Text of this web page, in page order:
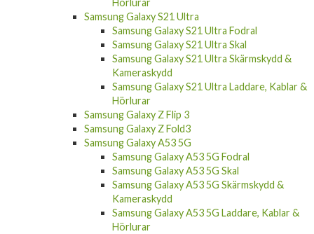
Hörlurar
Samsung Galaxy S21 Ultra
Samsung Galaxy S21 Ultra Fodral
Samsung Galaxy S21 Ultra Skal
Samsung Galaxy S21 Ultra Skärmskydd &
Kameraskydd
Samsung Galaxy S21 Ultra Laddare, Kablar &
Hörlurar
Samsung Galaxy Z Flip 3
Samsung Galaxy Z Fold3
Samsung Galaxy A53 5G
Samsung Galaxy A53 5G Fodral
Samsung Galaxy A53 5G Skal
Samsung Galaxy A53 5G Skärmskydd &
Kameraskydd
Samsung Galaxy A53 5G Laddare, Kablar &
Hörlurar